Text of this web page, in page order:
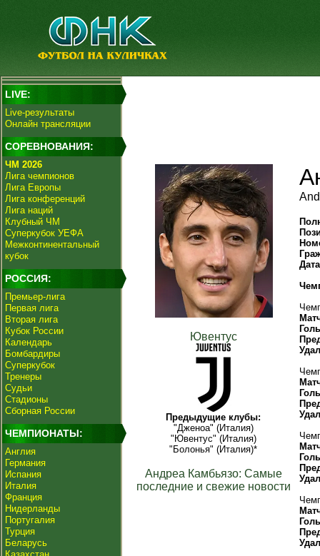
LIVE:
Live-результаты
Онлайн трансляции
СОРЕВНОВАНИЯ:
ЧМ 2026
Лига чемпионов
Лига Европы
Лига конференций
Лига наций
Клубный ЧМ
Суперкубок УЕФА
Межконтинентальный
кубок
РОССИЯ:
Премьер-лига
Первая лига
Вторая лига
Кубок России
Календарь
Бомбардиры
Суперкубок
Тренеры
Судьи
Стадионы
Сборная России
ЧЕМПИОНАТЫ:
Англия
Германия
Испания
Италия
Франция
Нидерланды
Португалия
Турция
Беларусь
Ювентус
Предыдущие клубы:
"Дженоа" (Италия)
"Ювентус" (Италия)
"Болонья" (Италия)*
Андреа Камбьязо: Самые
последние и свежие новости